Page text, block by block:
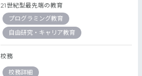
21世紀型最先端の教育
プログラミング教育
自由研究・キャリア教育
校務
校務詳細